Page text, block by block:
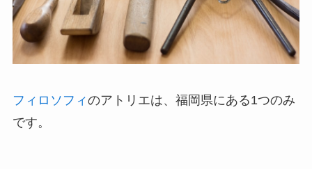
フィロソフィのアトリエは、福岡県にある1つのみ
です。